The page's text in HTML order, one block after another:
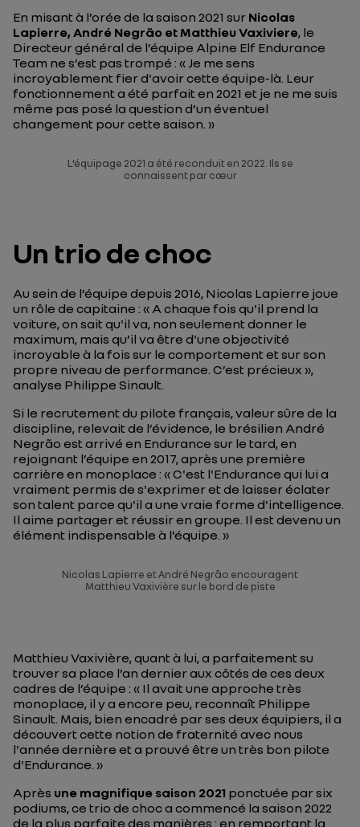
En misant à l’orée de la saison 2021 sur Nicolas
Lapierre, André Negrão et Matthieu Vaxiviere, le
Directeur général de l’équipe Alpine Elf Endurance
Team ne s’est pas trompé : «Je me sens
incroyablement fier d'avoir cette équipe-là. Leur
fonctionnement a été parfait en 2021 et je ne me suis
même pas posé la question d’un éventuel
changement pour cette saison. »
L’équipage 2021 a été reconduit en 2022. Ils se
connaissent par cœur
Un trio de choc
Au sein de l’équipe depuis 2016, Nicolas Lapierre joue
un rôle de capitaine : «A chaque fois qu'il prend la
voiture, on sait qu'il va, non seulement donner le
maximum, mais qu’il va être d'une objectivité
incroyable à la fois sur le comportement et sur son
propre niveau de performance. C’est précieux »,
analyse Philippe Sinault.
Si le recrutement du pilote français, valeur sûre de la
discipline, relevait de l’évidence, le brésilien André
Negrão est arrivé en Endurance sur le tard, en
rejoignant l’équipe en 2017, après une première
carrière en monoplace : «C'est l'Endurance qui lui a
vraiment permis de s'exprimer et de laisser éclater
son talent parce qu'il a une vraie forme d'intelligence.
Il aime partager et réussir en groupe. Il est devenu un
élément indispensable à l’équipe. »
Nicolas Lapierre et André Negrão encouragent
Matthieu Vaxivière sur le bord de piste
Matthieu Vaxivière, quant à lui, a parfaitement su
trouver sa place l’an dernier aux côtés de ces deux
cadres de l’équipe : « Il avait une approche très
monoplace, il y a encore peu, reconnaît Philippe
Sinault. Mais, bien encadré par ses deux équipiers, il a
découvert cette notion de fraternité avec nous
l'année dernière et a prouvé être un très bon pilote
d'Endurance. »
Après une magnifique saison 2021 ponctuée par six
podiums, ce trio de choc a commencé la saison 2022
de la plus parfaite des manières : en remportant la